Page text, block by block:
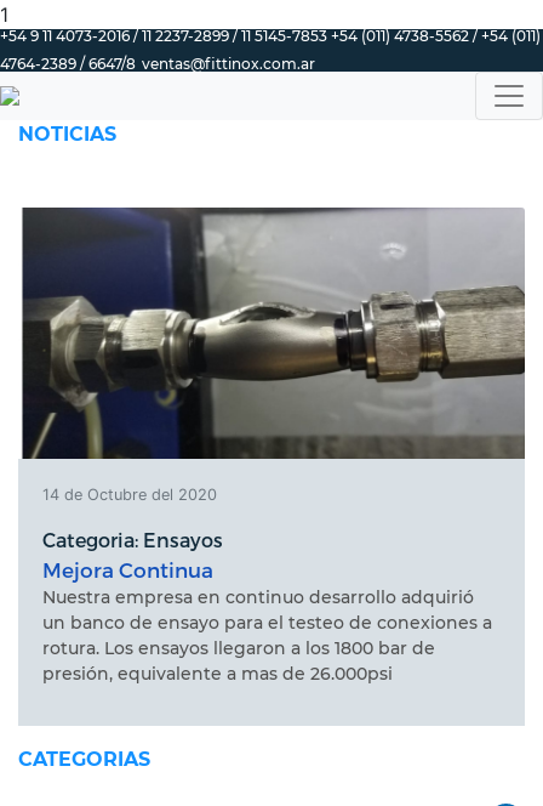
1
+54 9 11 4073-2016 / 11 2237-2899 / 11 5145-7853 +54 (011) 4738-5562 / +54 (011)
4764-2389 / 6647/8 ventas@fittinox.com.ar
NOTICIAS
14 de Octubre del 2020
Categoria: Ensayos
Mejora Continua
Nuestra empresa en continuo desarrollo adquirió
un banco de ensayo para el testeo de conexiones a
rotura. Los ensayos llegaron a los 1800 bar de
presión, equivalente a mas de 26.000psi
CATEGORIAS